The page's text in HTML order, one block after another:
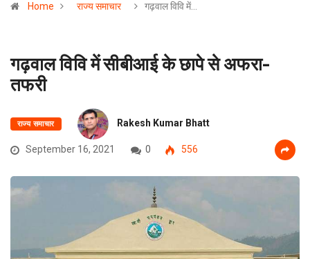
Home राज्य समाचार गढ़वाल विवि में…
गढ़वाल विवि में सीबीआई के छापे से अफरा-
तफरी
राज्य समाचार Rakesh Kumar Bhatt
September 16, 2021 0 556